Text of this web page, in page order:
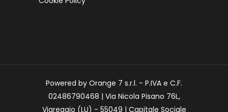
Powered by Orange 7 s.r.l. - P.IVA e C.F.
02486790468 | Via Nicola Pisano 76L,
Viareggio (LU) - 55049 | Capitale Sociale